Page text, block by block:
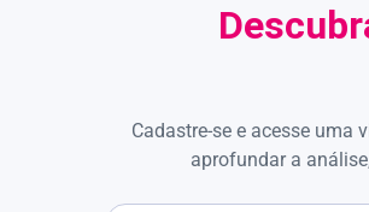
Cadastre-se e acesse
aprofundar a